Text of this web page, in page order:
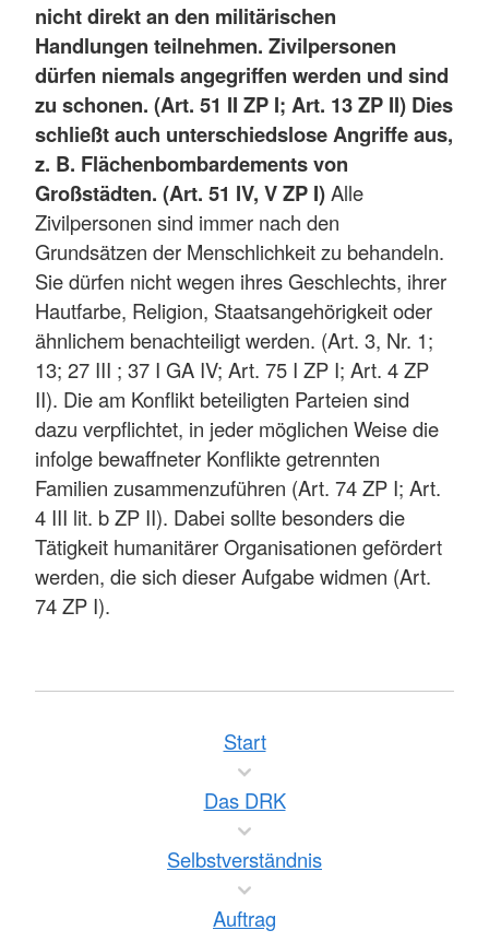
nicht direkt an den militärischen
Handlungen teilnehmen. Zivilpersonen
dürfen niemals angegriffen werden und sind
zu schonen. (Art. 51 II ZP I; Art. 13 ZP II) Dies
schließt auch unterschiedslose Angriffe aus,
z. B. Flächenbombardements von
Großstädten. (Art. 51 IV, V ZP I)Alle
Zivilpersonen sind immer nach den
Grundsätzen der Menschlichkeit zu behandeln.
Sie dürfen nicht wegen ihres Geschlechts, ihrer
Hautfarbe, Religion, Staatsangehörigkeit oder
ähnlichem benachteiligt werden. (Art. 3, Nr. 1;
13; 27 III ; 37 I GA IV; Art. 75 I ZP I; Art. 4 ZP
II). Die am Konflikt beteiligten Parteien sind
dazu verpflichtet, in jeder möglichen Weise die
infolge bewaffneter Konflikte getrennten
Familien zusammenzuführen (Art. 74 ZP I; Art.
4 III lit. b ZP II). Dabei sollte besonders die
Tätigkeit humanitärer Organisationen gefördert
werden, die sich dieser Aufgabe widmen (Art.
74 ZP I).
Start
Das DRK
Selbstverständnis
Auftrag